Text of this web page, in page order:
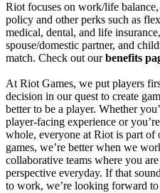
Riot focuses on work/life
policy and other perks such as
medical, dental, and life
spouse/domestic partner, and
match. Check out ourbenefits
At Riot Games, we put players
decision in our quest to create
better to be a player. Whether
player-facing experience or
whole, everyone at Riot is part
games, we’re better when we
collaborative teams where you
perspective everyday. If that
to work, we’re looking forward